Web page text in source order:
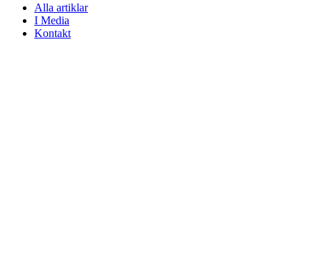
Alla artiklar
I Media
Kontakt